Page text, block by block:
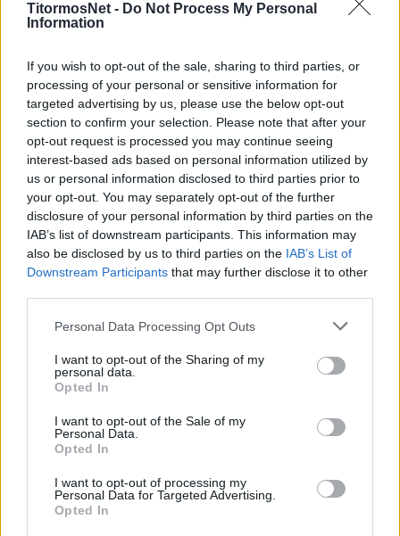
TitormosNet - Do Not Process My Personal
Information
If you wish to opt-out of the sale, sharing to third parties, or
processing of your personal or sensitive information for
targeted advertising by us, please use the below opt-out
section to confirm your selection. Please note that after your
opt-out request is processed you may continue seeing
interest-based ads based on personal information utilized by
us or personal information disclosed to third parties prior to
your opt-out. You may separately opt-out of the further
disclosure of your personal information by third parties on the
IAB’s list of downstream participants. This information may
also be disclosed by us to third parties on the IAB’s List of
Downstream Participants that may further disclose it to other
Personal Data Processing Opt Outs
I want to opt-out of the Sharing of my
personal data.
Opted In
I want to opt-out of the Sale of my
Personal Data.
Opted In
I want to opt-out of processing my
Personal Data for Targeted Advertising.
Opted In
Προ ολίγου η ΕΠΟ όρισε και τις ώρες των δύο
αγώνων. Τόσο το ματς στην Ξάνθη όσο και στο
Αγρίνιο θα πραγματοποιηθούν ώρα 19:30 το
απόγευμα.
Η ανακοίνωση:
Το πρόγραμμα των αγώνων μπαράζ
παραμονής/ανόδου στη Superleague 1
διαμορφώθηκε ως εξής, ύστερα από την
κλήρωση που πραγματοποιήθηκε στα γραφεία
της Ελληνικής Ποδοσφαιρικής Ομοσπονδίας.
Ξάνθη-Παναιτωλικός
Κυριακή 30/05/2021, 19:30,
Γήπεδο
Παναιτωλικού: Παναιτωλικός-Ξάνθη